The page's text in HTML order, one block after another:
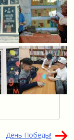
День Победы!